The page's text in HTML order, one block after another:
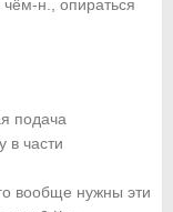
н., опираться
подача
в части
вообще нужны эти